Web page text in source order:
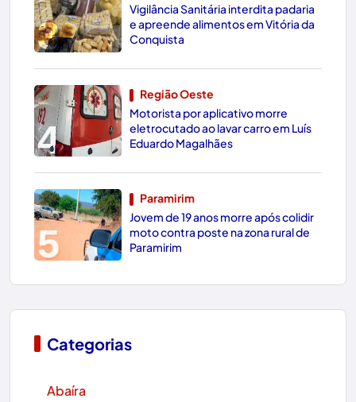
3
Vigilância Sanitária interdita padaria
e apreende alimentos em Vitória da
Conquista
4
Região Oeste
Motorista por aplicativo morre
eletrocutado ao lavar carro em Luís
Eduardo Magalhães
5
Paramirim
Jovem de 19 anos morre após colidir
moto contra poste na zona rural de
Paramirim
Categorias
Abaíra